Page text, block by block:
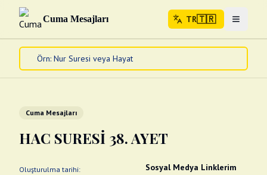
Cuma Mesajları TR🇹🇷 Menuyu
Ana Sayfa
Diğer
Cuma Mesajları
HAC SURESİ 38. AYET
Oluşturulma tarihi:
Sosyal Medya Linklerim